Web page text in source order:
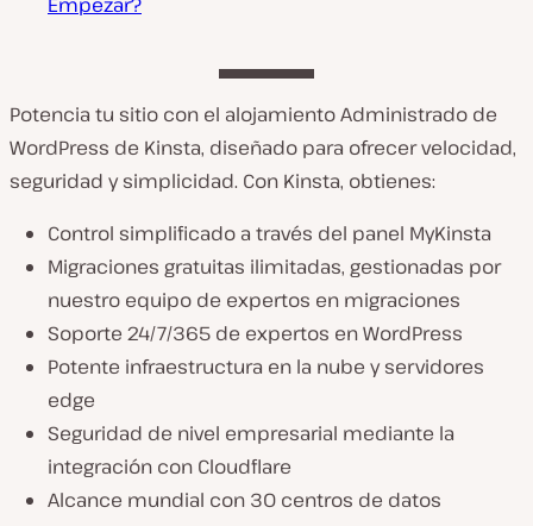
Potencia tu sitio con el alojamiento Administrado de
WordPress de Kinsta, diseñado para ofrecer velocidad,
seguridad y simplicidad. Con Kinsta, obtienes:
Control simplificado a través del panel MyKinsta
Migraciones gratuitas ilimitadas, gestionadas por
nuestro equipo de expertos en migraciones
Soporte 24/7/365 de expertos en WordPress
Potente infraestructura en la nube y servidores
edge
Seguridad de nivel empresarial mediante la
integración con Cloudflare
Alcance mundial con 30 centros de datos